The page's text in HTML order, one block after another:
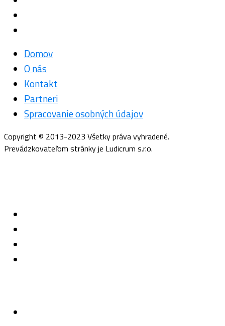
Domov
O nás
Kontakt
Partneri
Spracovanie osobných údajov
Copyright © 2013-2023 Všetky práva vyhradené.
Prevádzkovateľom stránky je Ludicrum s.r.o.